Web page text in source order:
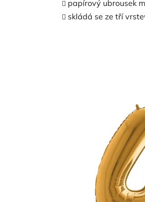
papírový ubrousek
skládá se ze tří